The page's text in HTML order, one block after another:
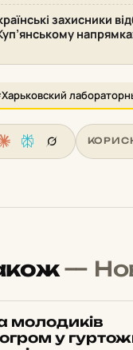
захисники
—
молодиків
у